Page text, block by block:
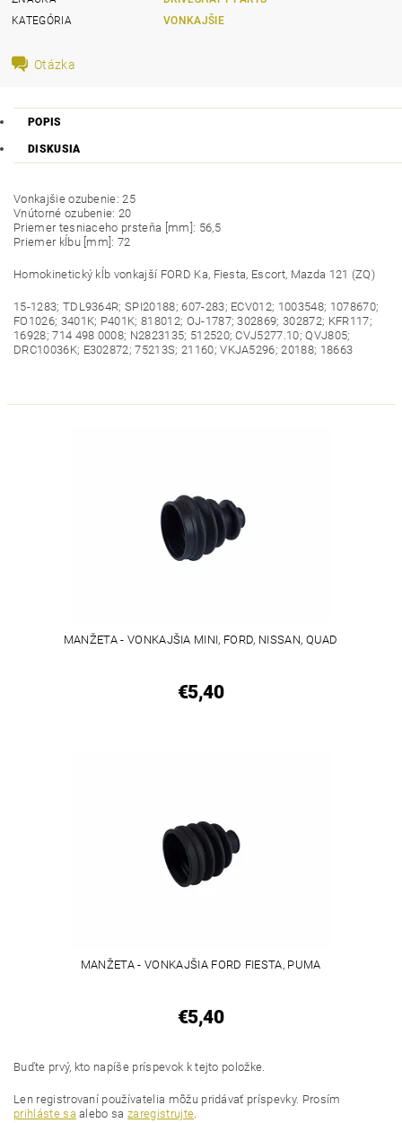
KATEGÓRIA
VONKAJŠIE
Otázka
POPIS
DISKUSIA
Vonkajšie ozubenie: 25
Vnútorné ozubenie: 20
Priemer tesniaceho prsteňa [mm]: 56,5
Priemer kĺbu [mm]: 72
Homokinetický kĺb vonkajší FORD Ka, Fiesta, Escort, Mazda 121 (ZQ)
15-1283; TDL9364R; SPI20188; 607-283; ECV012; 1003548; 1078670;
FO1026; 3401K; P401K; 818012; OJ-1787; 302869; 302872; KFR117;
16928; 714 498 0008; N2823135; 512520; CVJ5277.10; QVJ805;
DRC10036K; E302872; 75213S; 21160; VKJA5296; 20188; 18663
MANŽETA - VONKAJŠIA MINI, FORD, NISSAN, QUAD
€5,40
MANŽETA - VONKAJŠIA FORD FIESTA, PUMA
€5,40
Buďte prvý, kto napíše príspevok k tejto položke.
Len registrovaní používatelia môžu pridávať príspevky. Prosím
prihláste sa alebo sazaregistrujte.